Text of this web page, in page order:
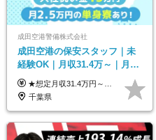
成田空港警備株式会社
成田空港の保安スタッフ｜未
経験OK｜月収31.4万～｜月
2.5万の単身寮｜住宅手当&家
族手当｜入社祝い金15万
★想定月収31.4万円～＋賞与年2回（59万円以上） ★入社お祝い金15万円支給 ★水道+光熱費無料の家賃がリーズナブルな社員寮(単身寮)あり！ ★住宅手当&家族手当あり 月給24万5000円以上(基本給21万1000円＋業務別手当35,000円)＋賞与年2回（賞与支給額：59万円以上を想定）＋残業代全額 ※みなし残業なし！残業代は全額支給します。 ※資格手当・深夜手当など、様々な手当をご用意しています。 ※入社お祝い金は１か月経過後、3ヶ月経過後、6ヶ月経過後に各5万円ずつ給与に加算して支給いたします。 ※指定の検定資格をお持ちの方には別途手当を支給します。入社後に取得した場合は給与に加算し支給します。 ・施設警備 1級7,000円 2級4,000円 ・交通誘導 1級7,000円 2級4,000円 ・雑踏警備 1級7,000円 2級4,000円 など
千葉県